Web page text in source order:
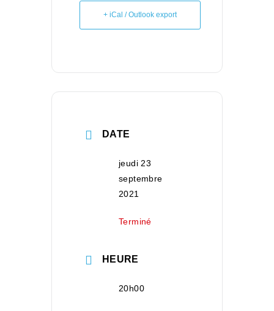
+ iCal / Outlook export
DATE
jeudi 23
septembre
2021
Terminé
HEURE
20h00